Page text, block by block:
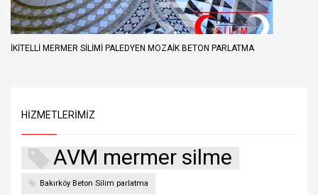
IKITELLI MERMER SILIMI PALEDYEN MOZAIK BETON PARLATMA
HIZMETLERIMIZ
AVM mermer silme
Bakırköy Beton Silim parlatma